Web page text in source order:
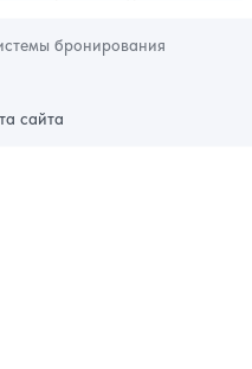
бронирования
сайта